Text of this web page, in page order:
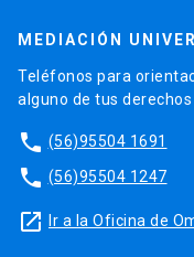
MEDIACIÓN
Teléfonos para
alguno de tus
phone (56)95504 1691
phone (56)95504 1247
launch Ir a la Oficina de